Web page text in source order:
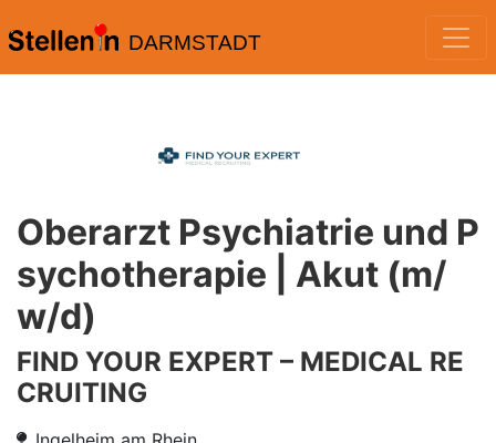
DARMSTADT
Oberarzt Psychiatrie und P
sychotherapie | Akut (m/
w/d)
FIND YOUR EXPERT – MEDICAL RE
CRUITING